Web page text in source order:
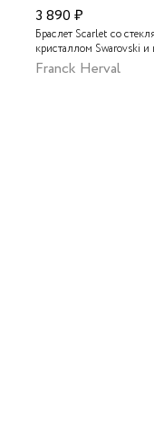
3 890 ₽
Браслет Scarlet со
кристаллом Swarovski
Franck Herval